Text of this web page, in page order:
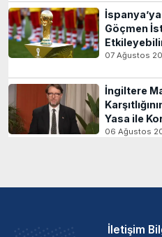
Göçmen
07 Ağustos
İngiltere
Yasa ile
06 Ağustos
İletişim